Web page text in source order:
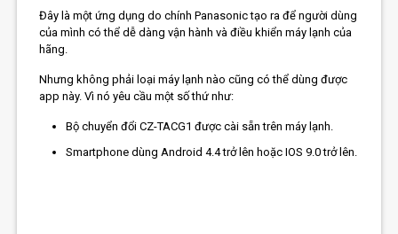
Đây là một ứng dụng do chính Panasonic tạo ra để người dùng
của mình có thể dễ dàng vận hành và điều khiển máy lạnh của
hãng.
Nhưng không phải loại máy lạnh nào cũng có thể dùng được
app này. Vì nó yêu cầu một số thứ như:
Bộ chuyển đổi CZ-TACG1 được cài sẵn trên máy lạnh.
Smartphone dùng Android 4.4 trở lên hoặc IOS 9.0 trở lên.